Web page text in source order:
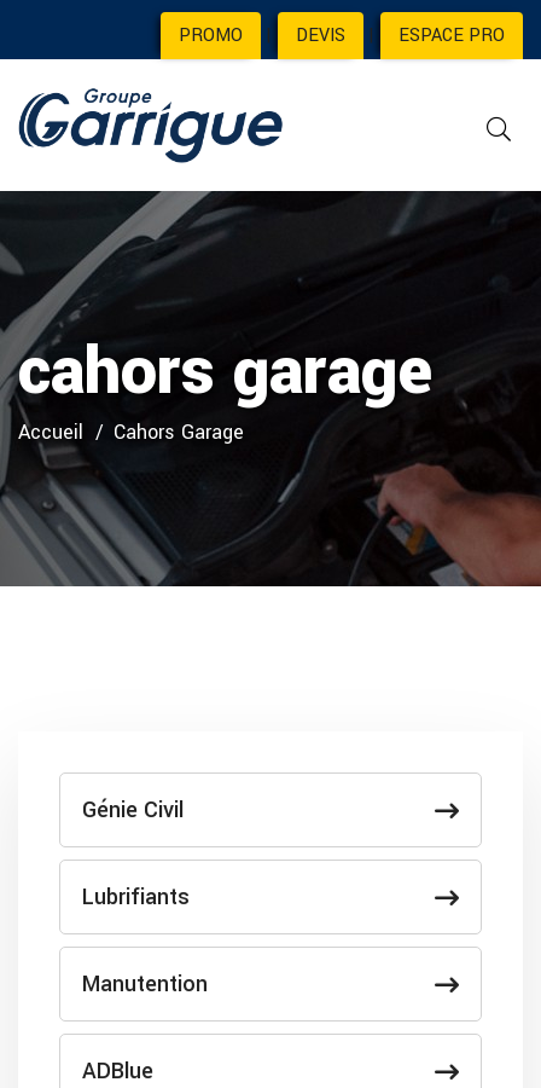
PROMO | DEVIS | ESPACE PRO
cahors garage
Accueil Cahors Garage
Génie Civil
Lubrifiants
Manutention
ADBlue